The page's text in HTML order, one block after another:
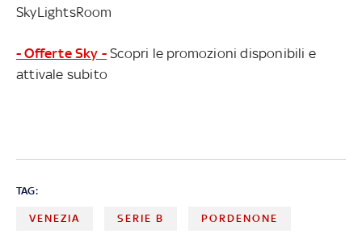
SkyLightsRoom
- Offerte Sky - Scopri le promozioni disponibili e
attivale subito
TAG:
VENEZIA SERIE B PORDENONE